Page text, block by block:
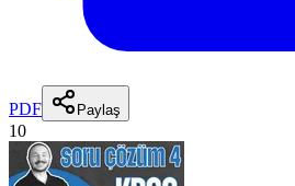
PDF Paylaş
10